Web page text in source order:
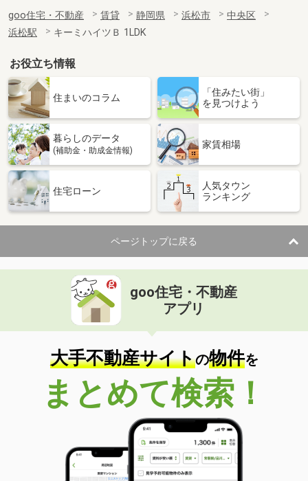
goo住宅・不動産 賃貸 静岡県 浜松市
中央区
浜松駅
キーミハイツＢ 1LDK
お役立ち情報
住まいのコラム
「住みたい街」
を見つけよう
暮らしのデータ
(補助金・助成金情報)
家賃相場
住宅ローン
人気タウン
ランキング
ページトップに戻る
goo住宅・不動産
アプリ
大手不動産サイトの物件を
まとめて検索！